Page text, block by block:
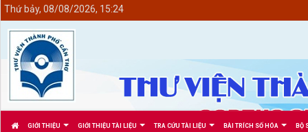
GIỚI THIỆU GIỚI THIỆU TÀI LIỆU TRA CỨU TÀI LIỆU BÀI TRÍCH SỐ HÓA BỘ
Thứ bảy, 08/08/2026, 15:24
<